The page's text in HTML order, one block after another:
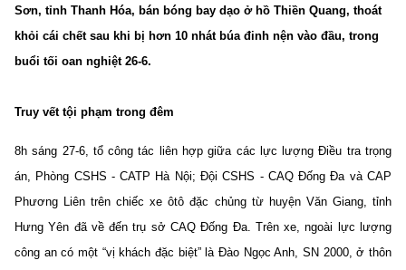
Sơn, tỉnh Thanh Hóa, bán bóng bay dạo ở hồ Thiền Quang, thoát
khỏi cái chết sau khi bị hơn 10 nhát búa đinh nện vào đầu, trong
buổi tối oan nghiệt 26-6.
Truy vết tội phạm trong đêm
8h sáng 27-6, tổ công tác liên hợp giữa các lực lượng Điều tra trọng
án, Phòng CSHS - CATP Hà Nội; Đội CSHS - CAQ Đống Đa và CAP
Phương Liên trên chiếc xe ôtô đặc chủng từ huyện Văn Giang, tỉnh
Hưng Yên đã về đến trụ sở CAQ Đống Đa. Trên xe, ngoài lực lượng
công an có một “vị khách đặc biệt” là Đào Ngọc Anh, SN 2000, ở thôn